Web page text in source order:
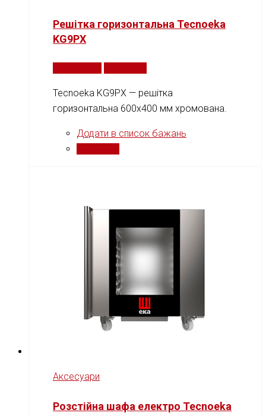
Решітка горизонтальна Tecnoeka
KG9PX
Tecnoeka KG9PX — решітка
горизонтальна 600x400 мм хромована.
Додати в список бажань
Аксесуари
Розстійна шафа електро Tecnoeka